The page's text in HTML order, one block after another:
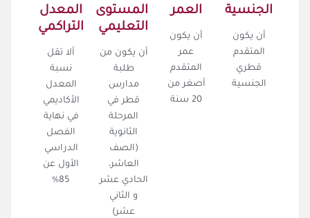
الجنسية
أن يكون
المتقدم
قطري
الجنسية
العمر
أن يكون
المتقدم
أصغر من
المستوى
التعليمي
أن يكون من
مدارس
قطر في
المرحلة
الثانوية
(الصف
العاشر،
الحادي عشر
و الثاني
المعدل
التراكمي
ألا تقل
المعدل
الأكاديمي
في نهاية
الفصل
الدراسي
الأول عن